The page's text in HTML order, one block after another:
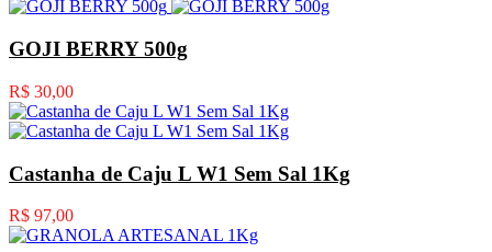
GOJI BERRY 500g
R$ 30,00
Castanha de Caju L W1 Sem Sal 1Kg
R$ 97,00